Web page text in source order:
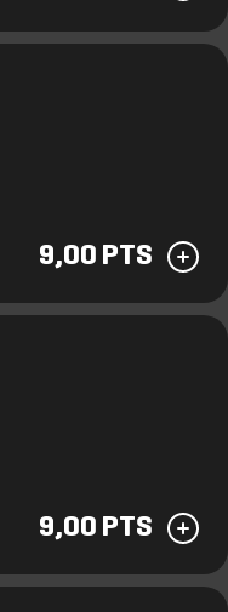
9,00 PTS
9,00 PTS